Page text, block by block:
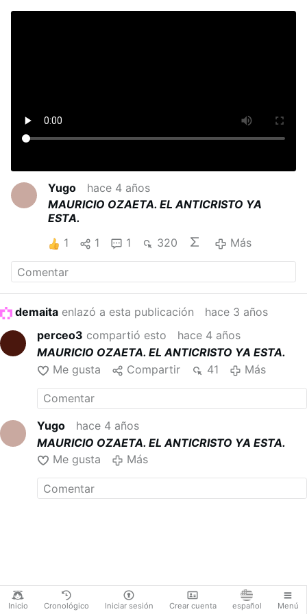
Inicio Cronológico Iniciar sesión Crear cuenta español Menú
Yugo
hace 4 años
MAURICIO OZAETA. EL ANTICRISTO YA
ESTA.
1
1 1 320 Más
demaita enlazó a esta publicación
hace 3 años
perceo3 compartió esto
hace 4 años
MAURICIO OZAETA. EL ANTICRISTO YA ESTA.
Me gusta
Compartir 41 Más
Yugo
hace 4 años
MAURICIO OZAETA. EL ANTICRISTO YA ESTA.
Me gusta
Más